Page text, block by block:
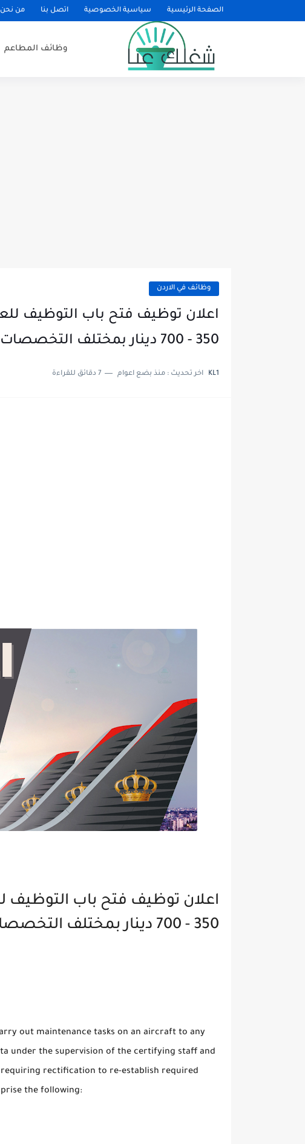
الصفحة الرئيسية سياسية الخصوصية اتصل بنا من نحن
وظائف المطاعم
وظائف في الاردن
اعلان توظيف فتح باب التوظيف
350 - 700 دينار بمختلف التخصصات
KL1 اخر تحديث : منذ بضع اعوام 7 دقائق للقراءة
اعلان توظيف فتح باب التوظيف
350 - 700 دينار بمختلف التخصصات
out maintenance tasks on an aircraft to any
under the supervision of the certifying staff and
rectification to re-establish required
the following: